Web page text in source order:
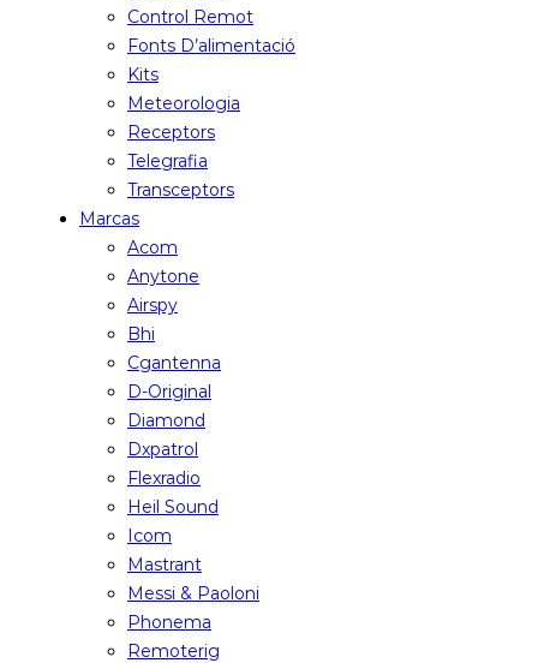
Control Remot
Fonts D’alimentació
Kits
Meteorologia
Receptors
Telegrafia
Transceptors
Marcas
Acom
Anytone
Airspy
Bhi
Cgantenna
D-Original
Diamond
Dxpatrol
Flexradio
Heil Sound
Icom
Mastrant
Messi & Paoloni
Phonema
Remoterig